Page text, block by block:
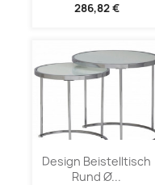
286,82 €
Design Beistelltisch
Rund Ø...